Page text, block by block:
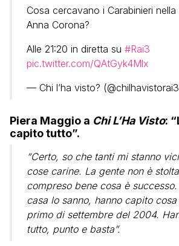
Cosa cercavano i Carabinieri
Anna Corona?
Alle 21:20 in diretta su #Rai3
pic.twitter.com/QAtGyk4Mlx
— Chi l’ha visto?
Piera Maggio a Chi L’Ha Visto:
capito tutto”.
“Certo, so che tanti mi stanno
cose carine. La gente non è
compreso bene cosa è
casa lo sanno, hanno capito
primo di settembre del 2004.
tutto, punto e basta”.